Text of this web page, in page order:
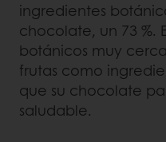
ingredientes
chocolate, un 73 %.
botánicos muy
frutas como
que su chocolate
saludable.